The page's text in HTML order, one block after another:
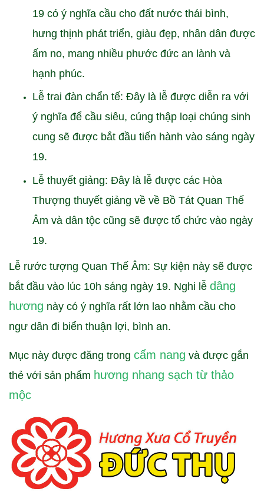
19 có ý nghĩa cầu cho đất nước thái bình,
hưng thịnh phát triển, giàu đẹp, nhân dân được
ấm no, mang nhiều phước đức an lành và
hạnh phúc.
Lễ trai đàn chẩn tế: Đây là lễ được diễn ra với
ý nghĩa để cầu siêu, cúng thập loại chúng sinh
cung sẽ được bắt đầu tiến hành vào sáng ngày
19.
Lễ thuyết giảng: Đây là lễ được các Hòa
Thượng thuyết giảng về về Bồ Tát Quan Thế
Âm và dân tộc cũng sẽ được tổ chức vào ngày
19.
Lễ rước tượng Quan Thế Âm: Sự kiện này sẽ được
bắt đầu vào lúc 10h sáng ngày 19. Nghi lễ dâng
hương này có ý nghĩa rất lớn lao nhằm cầu cho
ngư dân đi biển thuận lợi, bình an.
Mục này được đăng trong cẩm nang và được gắn
thẻ với sản phẩm hương nhang sạch từ thảo
mộc